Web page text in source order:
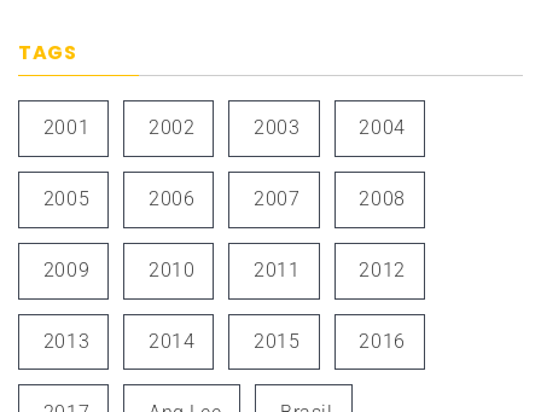
TAGS
2001 2002 2003 2004
2005 2006 2007 2008
2009 2010 2011 2012
2013 2014 2015 2016